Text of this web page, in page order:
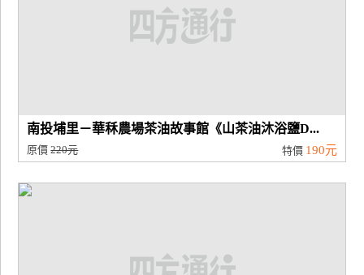
南投埔里－華秝農場茶油故事館《山茶油沐浴鹽D...
原價220元 特價 190元